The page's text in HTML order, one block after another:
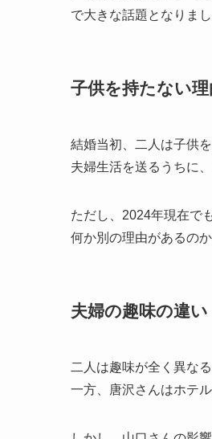
で大きな話題となりまし
子供を持たない理
結婚当初、二人は子供
夫婦生活を送るうちに
ただし、2024年現在で
何か別の理由があるの
夫婦の趣味の違い
二人は趣味が全く異な
一方、唐沢さんはホテ